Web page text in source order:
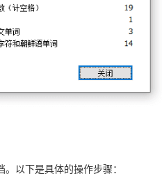
以下是具体的操作步骤：